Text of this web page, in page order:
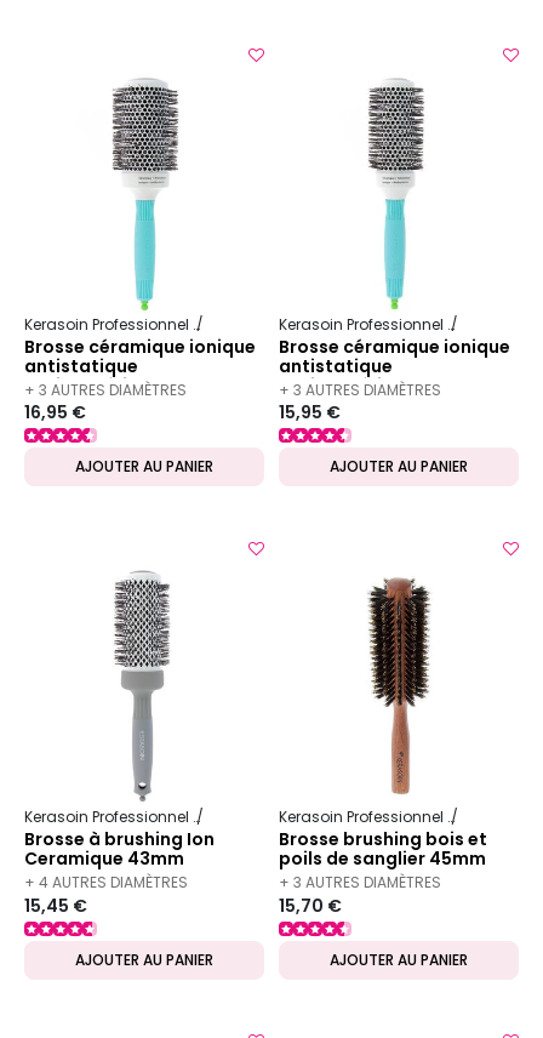
Kerasoin Professionnel Matériel Coiffure Brosse à brushing
Brosse céramique ionique
antistatique
antibactérienne 55mm
+ 3 AUTRES DIAMÈTRES
DISPONIBLES
16,95 €
AJOUTER AU PANIER
Kerasoin Professionnel
Brosse céramique ionique
antistatique
antibactérienne 45mm
+ 3 AUTRES DIAMÈTRES
DISPONIBLES
15,95 €
AJOUTER AU PANIER
Kerasoin Professionnel Matériel Coiffure Brosse à brushing
Brosse à brushing Ion
Ceramique 43mm
+ 4 AUTRES DIAMÈTRES
DISPONIBLES
15,45 €
AJOUTER AU PANIER
Kerasoin Professionnel
Brosse brushing bois et
poils de sanglier 45mm
+ 3 AUTRES DIAMÈTRES
DISPONIBLES
15,70 €
AJOUTER AU PANIER